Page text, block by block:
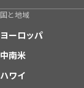
国と地域
ヨーロッパ
中南米
ハワイ